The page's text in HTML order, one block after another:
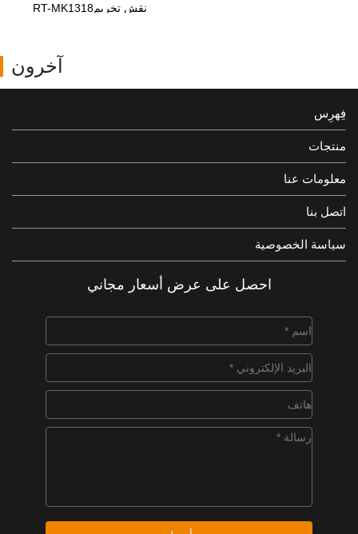
نقش تخريمRT-MK1318
آخرون
فِهرِس
منتجات
معلومات عنا
اتصل بنا
سياسة الخصوصية
احصل على عرض أسعار مجاني